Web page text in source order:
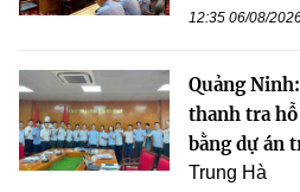
12:35 06/08/
Quảng
thanh tra
bằng dự án
Trung Hà